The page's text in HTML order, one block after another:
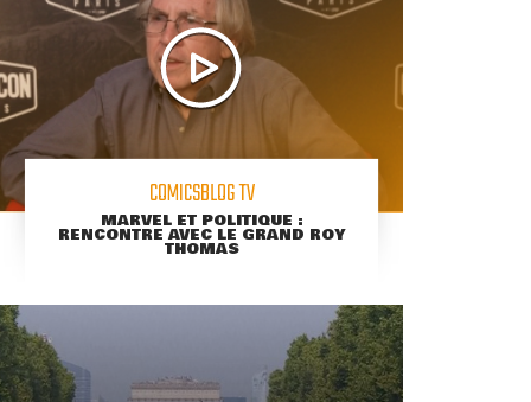
COMICSBLOG TV
MARVEL ET POLITIQUE :
RENCONTRE AVEC LE GRAND ROY
THOMAS